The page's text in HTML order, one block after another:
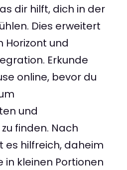
dir hilft, dich in der
Dies erweitert
Horizont und
Erkunde
online, bevor du
und
finden. Nach
es hilfreich, daheim
in kleinen Portionen